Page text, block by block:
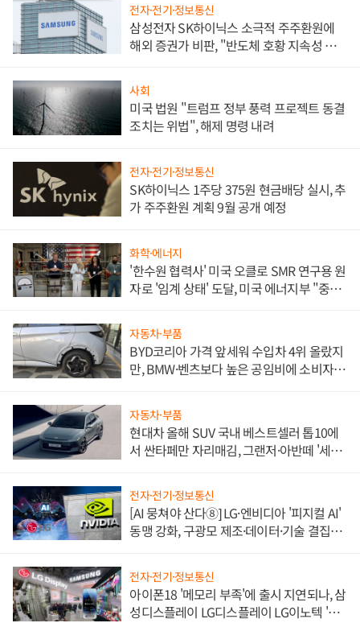
전자·전기·정보통신
삼성전자 SK하이닉스 소극적 주주환원에
해외 증권가 비판, "반도체 호황 지속성 의
사회
미국 법원 "트럼프 정부 풍력 프로젝트 동결
조치는 위법", 해제 명령 내려
전자·전기·정보통신
SK하이닉스 1주당 375원 현금배당 실시, 추
가 주주환원 계획 9월 공개 예정
화학·에너지
'한수원 협력사' 미국 오클로 SMR 연구용 원
자로 '임계 상태' 도달, 미국 에너지부 "중요
자동차·부품
BYD코리아 가격 앞세워 수입차 4위 올랐지
만, BMW·벤츠보다 높은 공임비에 소비자
자동차·부품
현대차 올해 SUV 국내 베스트셀러 톱10에
서 싼타페만 자리매김, 그랜저·아반떼 '세단
전자·전기·정보통신
[AI 뭉쳐야 산다⑧] LG·엔비디아 '피지컬 AI'
동맹 강화, 구광모 제조·데이터·기술 결집
전자·전기·정보통신
아이폰18 '메모리 부족'에 출시 지연되나, 삼
성디스플레이 LG디스플레이 LG이노텍 '탈